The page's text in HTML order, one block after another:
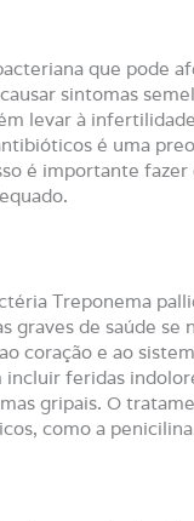
que pode
sintomas
levar à
é uma
é importante
Treponema
graves de saúde se
coração e ao
incluir feridas
gripais. O
como a